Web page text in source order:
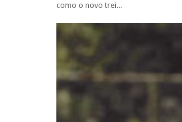
como o novo trei...